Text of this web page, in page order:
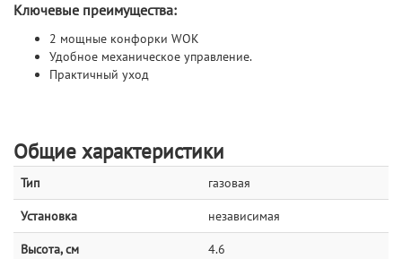
Ключевые преимущества:
2 мощные конфорки WOK
Удобное механическое управление.
Практичный уход
Общие характеристики
Тип газовая
Установка независимая
Высота, см 4.6